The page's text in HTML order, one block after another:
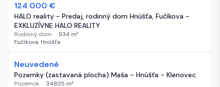
348 dní
124 000 €
HALO reality - Predaj, rodinný dom Hnúšťa, Fučíkova -
EXKLUZÍVNE HALO REALITY
Rodinný dom · 934 m²
Fučíkova, Hnúšťa
509 dní
Neuvedené
Pozemky (zastavaná plocha) Maša - Hnúšťa - Klenovec
Pozemok · 34835 m²